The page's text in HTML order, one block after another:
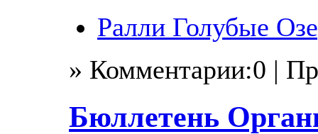
Ралли Голубые
» Комментарии:0 |
Бюллетень